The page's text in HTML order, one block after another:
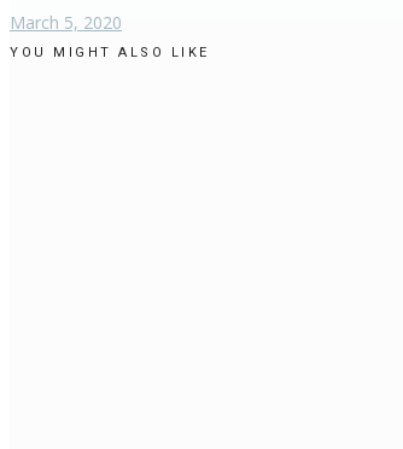
March 5, 2020
YOU MIGHT ALSO LIKE